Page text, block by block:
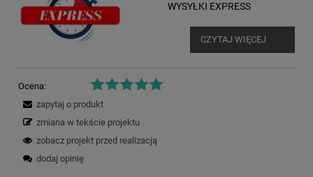
WYSYŁKI EXPRESS
CZYTAJ WIĘCEJ
Ocena:
zapytaj o produkt
zmiana w tekście projektu
zobacz projekt przed realizacją
dodaj opinię